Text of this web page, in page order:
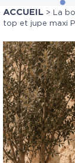
ACCUEIL > La
top et jupe maxi